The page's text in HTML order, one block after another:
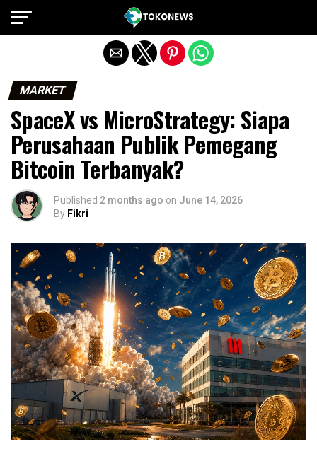
MARKET
SpaceX vs MicroStrategy: Siapa
Perusahaan Publik Pemegang
Bitcoin Terbanyak?
Published 2 months ago on June 14, 2026
By Fikri
Exit mobile version